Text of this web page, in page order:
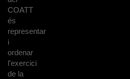
COATT
és
representar
i
ordenar
l'exercici
de la